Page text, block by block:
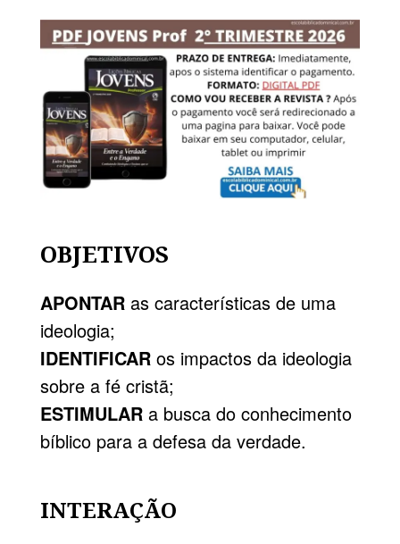
OBJETIVOS
APONTAR as características de uma
ideologia;
IDENTIFICAR os impactos da ideologia
sobre a fé cristã;
ESTIMULAR a busca do conhecimento
bíblico para a defesa da verdade.
INTERAÇÃO